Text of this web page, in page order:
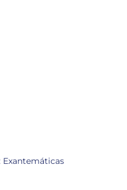
Exantemáticas